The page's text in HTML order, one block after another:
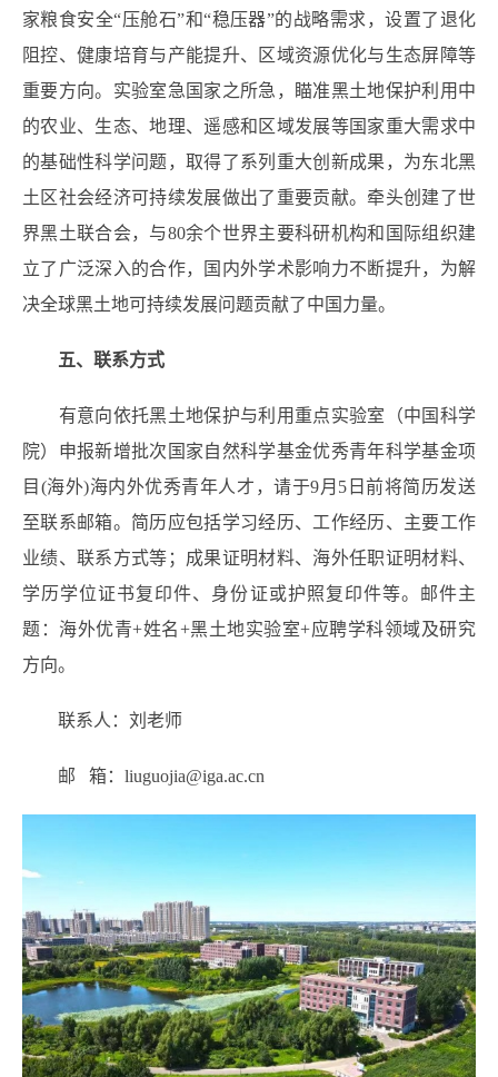
家粮食安全“压舱石”和“稳压器”的战略需求，设置了退化
阻控、健康培育与产能提升、区域资源优化与生态屏障等
重要方向。实验室急国家之所急，瞄准黑土地保护利用中
的农业、生态、地理、遥感和区域发展等国家重大需求中
的基础性科学问题，取得了系列重大创新成果，为东北黑
土区社会经济可持续发展做出了重要贡献。牵头创建了世
界黑土联合会，与80余个世界主要科研机构和国际组织建
立了广泛深入的合作，国内外学术影响力不断提升，为解
决全球黑土地可持续发展问题贡献了中国力量。
五、联系方式
有意向依托黑土地保护与利用重点实验室 （中国科学
院） 申报新增批次国家自然科学基金优秀青年科学基金项
目(海外)海内外优秀青年人才，请于9月5日前将简历发送
至联系邮箱。简历应包括学习经历、工作经历、主要工作
业绩、联系方式等；成果证明材料、海外任职证明材料、
学历学位证书复印件、身份证或护照复印件等。邮件主
题：海外优青+姓名+黑土地实验室+应聘学科领域及研究
方向。
联系人：刘老师
邮 箱：liuguojia@iga.ac.cn